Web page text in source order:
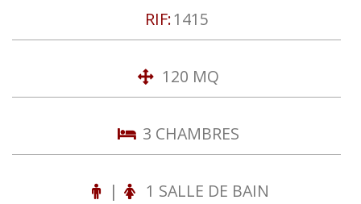
RIF:1415
120 MQ
3 CHAMBRES
| 1 SALLE DE BAIN